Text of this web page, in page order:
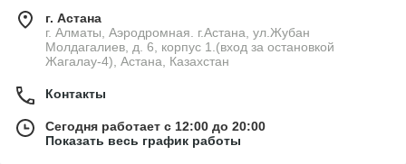
г. Астана
г. Алматы, Аэродромная. г.Астана, ул.Жубан
Молдагалиев, д. 6, корпус 1.(вход за остановкой
Жагалау-4), Астана, Казахстан
Контакты
Сегодня работает с 12:00 до 20:00
Показать весь график работы